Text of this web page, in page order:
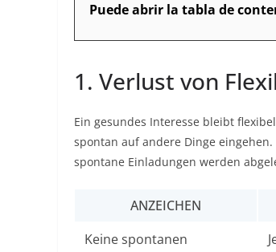
Puede abrir la tabla de
1. Verlust von
Ein gesundes Interesse bleibt
spontan auf andere Dinge
spontane Einladungen werden
ANZEICHEN
Keine spontanen